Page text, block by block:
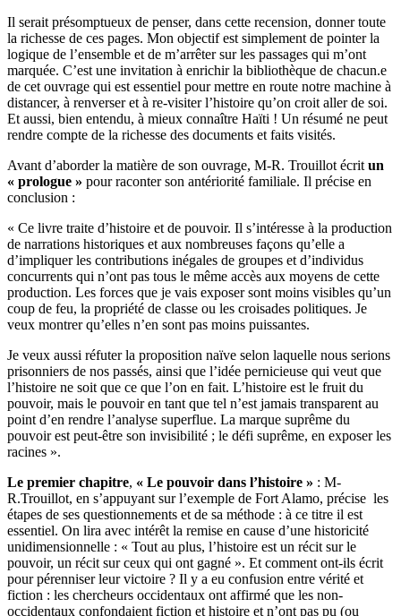
Il serait présomptueux de penser, dans cette recension, donner toute
la richesse de ces pages. Mon objectif est simplement de pointer la
logique de l’ensemble et de m’arrêter sur les passages qui m’ont
marquée. C’est une invitation à enrichir la bibliothèque de chacun.e
de cet ouvrage qui est essentiel pour mettre en route notre machine à
distancer, à renverser et à re-visiter l’histoire qu’on croit aller de soi.
Et aussi, bien entendu, à mieux connaître Haïti ! Un résumé ne peut
rendre compte de la richesse des documents et faits visités.
Avant d’aborder la matière de son ouvrage, M-R. Trouillot écrit un
« prologue » pour raconter son antériorité familiale. Il précise en
conclusion :
« Ce livre traite d’histoire et de pouvoir. Il s’intéresse à la production
de narrations historiques et aux nombreuses façons qu’elle a
d’impliquer les contributions inégales de groupes et d’individus
concurrents qui n’ont pas tous le même accès aux moyens de cette
production. Les forces que je vais exposer sont moins visibles qu’un
coup de feu, la propriété de classe ou les croisades politiques. Je
veux montrer qu’elles n’en sont pas moins puissantes.
Je veux aussi réfuter la proposition naïve selon laquelle nous serions
prisonniers de nos passés, ainsi que l’idée pernicieuse qui veut que
l’histoire ne soit que ce que l’on en fait. L’histoire est le fruit du
pouvoir, mais le pouvoir en tant que tel n’est jamais transparent au
point d’en rendre l’analyse superflue. La marque suprême du
pouvoir est peut-être son invisibilité ; le défi suprême, en exposer les
racines ».
Le premier chapitre, « Le pouvoir dans l’histoire » : M-
R.Trouillot, en s’appuyant sur l’exemple de Fort Alamo, précise les
étapes de ses questionnements et de sa méthode : à ce titre il est
essentiel. On lira avec intérêt la remise en cause d’une historicité
unidimensionnelle : « Tout au plus, l’histoire est un récit sur le
pouvoir, un récit sur ceux qui ont gagné ». Et comment ont-ils écrit
pour pérenniser leur victoire ? Il y a eu confusion entre vérité et
fiction : les chercheurs occidentaux ont affirmé que les non-
occidentaux confondaient fiction et histoire et n’ont pas pu (ou